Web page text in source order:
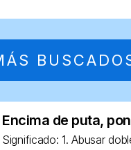
Encima de puta,
Significado: 1. Abusar